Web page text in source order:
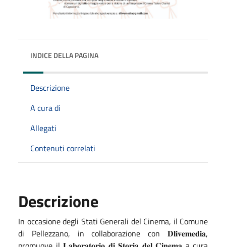
INDICE DELLA PAGINA
Descrizione
A cura di
Allegati
Contenuti correlati
Descrizione
In occasione degli Stati Generali del Cinema, il Comune
di Pellezzano, in collaborazione con 𝐃𝐥𝐢𝐯𝐞𝐦𝐞𝐝𝐢𝐚,